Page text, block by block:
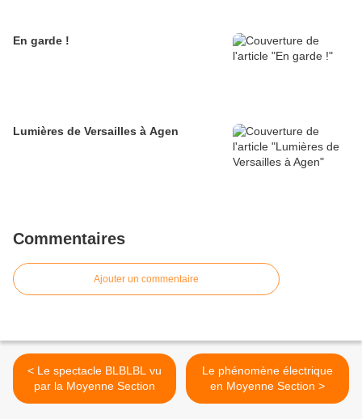
En garde !
Lumières de Versailles à Agen
Commentaires
Ajouter un commentaire
< Le spectacle BLBLBL vu
par la Moyenne Section
Le phénomène électrique
en Moyenne Section >